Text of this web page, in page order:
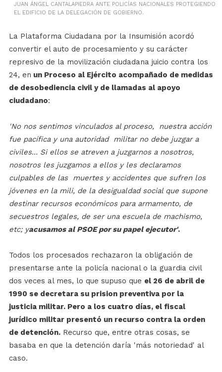
JUAN ÁNGEL CANTALAPIEDRA ANTE POLICÍAS NACIONALES PROTEGIENDO
EL EDIFICIO DE LA DELEGACIÓN DE GOBIERNO.
La Plataforma Ciudadana por la Insumisión acordó
convertir el auto de procesamiento y su carácter
represivo de la movilización ciudadana juicio contra los
24, en un Proceso al Ejército acompañado de medidas
de desobediencia civil y de llamadas al apoyo
ciudadano:
'No nos sentimos vinculados al proceso, nuestra acción
fue pacífica y una autoridad militar no debe juzgar a
civiles... Si ellos se atreven a juzgarnos a nosotros,
nosotros les juzgamos a ellos y les declaramos
culpables de las muertes y accidentes que sufren los
jóvenes en la mili, de la desigualdad social que supone
destinar recursos económicos para armamento, de
secuestros legales, de ser una escuela de machismo,
etc; yacusamos al PSOE por su papel ejecutor'.
Todos los procesados rechazaron la obligación de
presentarse ante la policía nacional o la guardia civil
dos veces al mes, lo que supuso que el 26 de abril de
1990 se decretara su prision preventiva por la
justicia militar. Pero a los cuatro días, el fiscal
jurídico militar presentó un recurso contra la orden
de detención.Recurso que, entre otras cosas, se
basaba en que la detención daría 'más notoriedad' al
caso.